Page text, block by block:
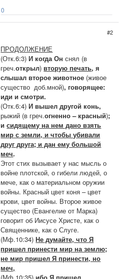
0
2
ПРОДОЛЖЕНИЕ
(Отк.6:3)И когда Он снял (в
греч.открыл) вторую печать, я
слышал второе животное (живое
существо доб.мной), говорящее:
иди и смотри.
(Отк.6:4)И вышел другой конь,
рыжий (в греч.огненно – красный);
исидящему на нем дано взять
мир с земли, и чтобы убивали
друг друга; и дан ему большой
меч.
Этот стих вызывает у нас мысль о
войне плотской, о гибели людей, о
мече, как о материальном оружии
войны. Красный цвет коня – цвет
крови, цвет войны. Второе живое
существо (Евангелие от Марка)
говорит об Иисусе Христе, как о
Священнике, как о Слуге.
(Мф.10:34)Не думайте, что Я
пришел принести мир на землю;
не мир пришел Я принести, но
меч,